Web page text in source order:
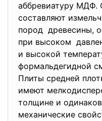
аббревиатуру МДФ.
составляют
пород древесины,
при высоком
и высокой
формальдегидной
Плиты средней
имеют
толщине и
механические